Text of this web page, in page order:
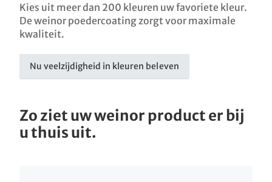
Kies uit meer dan 200 kleuren uw favoriete kleur.
De weinor poedercoating zorgt voor maximale
kwaliteit.
Nu veelzijdigheid in kleuren beleven
Zo ziet uw weinor product er bij
u thuis uit.